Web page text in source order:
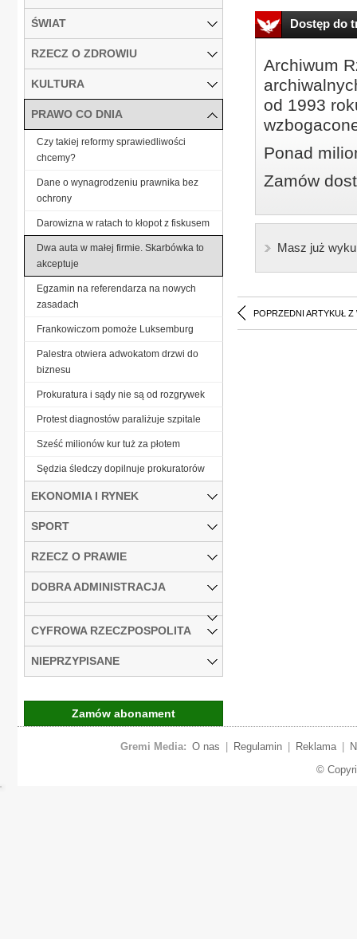
Dostęp do
Archiwum
od 1993
Ponad
Zamów
Masz już
POPRZEDNI ARTYKUŁ Z
ŚWIAT
RZECZ O ZDROWIU
KULTURA
PRAWO CO DNIA
Czy takiej reformy sprawiedliwości
chcemy?
Dane o wynagrodzeniu prawnika bez
ochrony
Darowizna w ratach to kłopot z fiskusem
Dwa auta w małej firmie. Skarbówka to
akceptuje
Egzamin na referendarza na nowych
zasadach
Frankowiczom pomoże Luksemburg
Palestra otwiera adwokatom drzwi do
biznesu
Prokuratura i sądy nie są od rozgrywek
Protest diagnostów paraliżuje szpitale
Sześć milionów kur tuż za płotem
Sędzia śledczy dopilnuje prokuratorów
EKONOMIA I RYNEK
SPORT
RZECZ O PRAWIE
DOBRA ADMINISTRACJA
CYFROWA RZECZPOSPOLITA
NIEPRZYPISANE
Zamów abonament
Gremi Media: O nas Regulamin Reklama
©